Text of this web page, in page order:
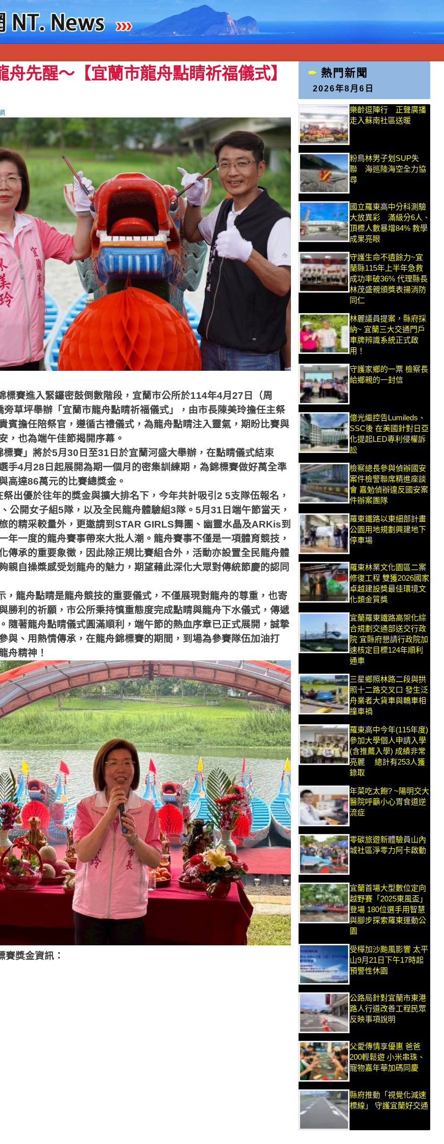
舟先醒～【宜蘭市龍舟點睛祈福儀式】
標賽進入緊鑼密鼓倒數階段，宜蘭市公所於114年4月 27 日（周
旁草坪舉辦「宜蘭市龍舟點睛祈福儀式」，由市長陳美玲擔任主祭
賓擔任陪祭官，遵循古禮儀式，為龍舟點睛注入靈氣，期盼比賽與
，也為端午佳節揭開序幕。
標賽」將於5月 30 日至31 日於宜蘭河盛大舉辦，在點睛儀式結束
手4月 28 日起展開為期一個月的密集訓練期，為錦標賽做好萬全準
高達86萬元的比賽總獎金。
出優於往年的獎金與擴大排名下，今年共計吸引 2 5支隊伍報名，
公開女子組5隊，以及全民龍舟體驗組3隊。 5月 31 日端午節當天，
的精采較量外，更邀請到STAR GIRLS舞團、幽靈水晶及ARKis到
年一度的龍舟賽事帶來大批人潮。龍舟賽事不僅是一項體育競技，
傳承的重要象徵，因此除正規比賽組合外，活動亦設置全民龍舟體
親自操槳感受划龍舟的魅力，期望藉此深化大眾對傳統節慶的認同
，龍舟點睛是龍舟競技的重要儀式，不僅展現對龍舟的尊重，也寄
勝利的祈願，市公所秉持慎重態度完成點睛與龍舟下水儀式，傳遞
隨著龍舟點睛儀式圓滿順利，端午節的熱血序章已正式展開，誠摯
與、用熱情傳承，在龍舟錦標賽的期間，到場為參賽隊伍加油打
舟精神！
賽獎金資訊：
熱門新聞
2026年8月6日
樂齡逗陣行 正聲廣播
走入蘇南社區送暖
粉鳥林男子划SUP失
聯 海巡陸海空全力協
尋
國立羅東高中分科測驗
大放異彩 滿級分6人、
頂標人數暴增84% 教學
成果亮眼
守護生命不遺餘力~宜
蘭縣115年上半年急救
成功率破36% 代理縣長
林茂盛親頒獎表揚消防
同仁
林麗議員提案，縣府採
納~ 宜蘭三大交通門戶
車牌辨識系統正式啟
用！
守護家鄉的一票 檢察長
給鄉親的一封信
億光繼控告Lumileds、
SSC後 在美國針對日亞
化提起LED專利侵權訴
訟
檢察總長參與偵辦國安
案件檢警聯席精進座談
會 嘉勉偵辦違反國安案
件辦案團隊
羅東鐵路以東細部計畫
公園用地規劃興建地下
停車場
羅東林業文化園區二案
修復工程 雙獲2026國家
卓越建設獎最佳環境文
化類金質獎
宜蘭羅東鐵路高架化綜
合規劃交通部送交行政
院 宜縣府懇請行政院加
速核定目標124年順利
通車
三星鄉照林路二段與拱
照十二路交叉口 發生泛
舟業者大貨車與轎車相
撞車禍
羅東高中今年(115年度)
參加大學個人申請入學
(含推薦入學) 成績非常
亮麗 總計有253人獲
錄取
年菜吃太飽? ~陽明交大
醫院呼籲小心胃食道逆
流症
零碳旅遊新體驗員山內
城社區淨零力阿卡啟動
宜蘭首場大型數位定向
越野賽「2025東風盃」
登場 180位選手用智慧
與腳步探索羅東運動公
園
受樺加沙颱風影響 太平
山9月21日下午17時起
預警性休園
公路局針對宜蘭市東港
路人行道改善工程民眾
反映事項說明
父愛傳情享優惠 爸爸
200輕鬆遊 小米串珠、
寵物嘉年華加碼同慶
縣府推動「視覺化減速
標線」 守護宜蘭好交通